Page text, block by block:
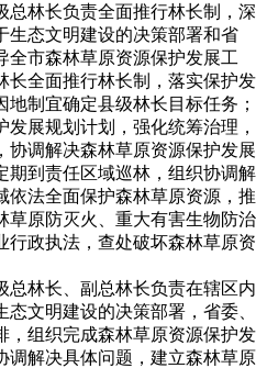
总林长负责全面推行林长制，深
生态文明建设的决策部署和省
全市森林草原资源保护发展工
长全面推行林长制，落实保护发
制宜确定县级林长目标任务；
展规划计划，强化统筹治理，
协调解决森林草原资源保护发展
期到责任区域巡林，组织协调解
依法全面保护森林草原资源，推
草原防灭火、重大有害生物防治
行政执法，查处破坏森林草原资
总林长、副总林长负责在辖区内
文明建设的决策部署，省委、
，组织完成森林草原资源保护发
调解决具体问题，建立森林草原